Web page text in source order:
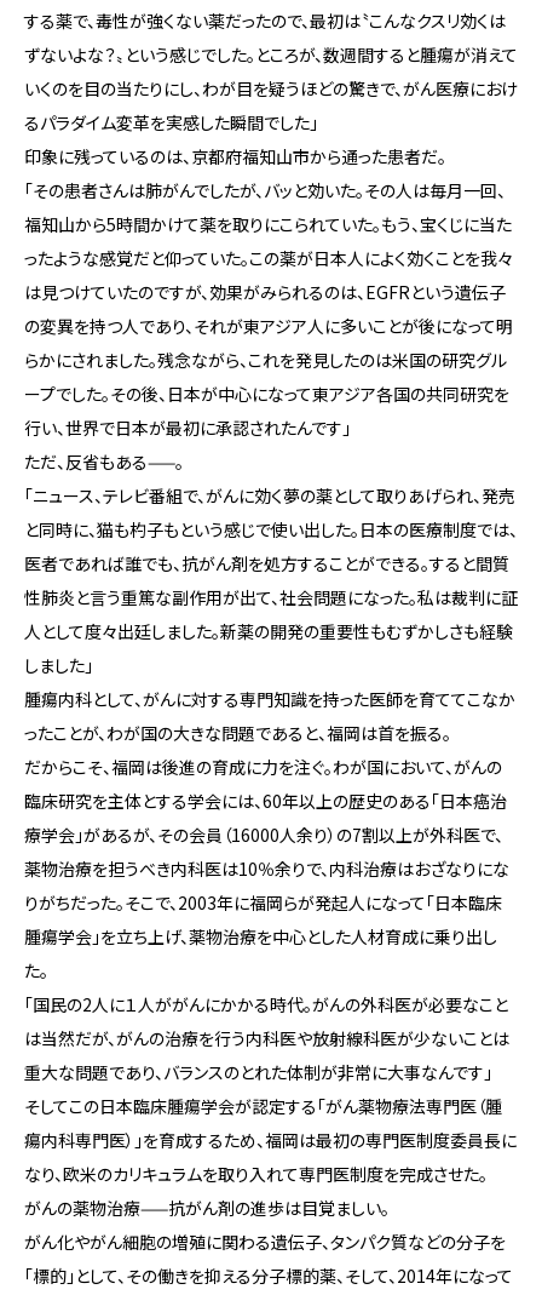
する薬で、毒性が強くない薬だったので、最初は〝こんなクスリ効くは
ずないよな？〟という感じでした。ところが、数週間すると腫瘍が消えて
いくのを目の当たりにし、わが目を疑うほどの驚きで、がん医療におけ
るパラダイム変革を実感した瞬間でした」
印象に残っているのは、京都府福知山市から通った患者だ。
「その患者さんは肺がんでしたが、バッと効いた。その人は毎月一回、
福知山から5時間かけて薬を取りにこられていた。もう、宝くじに当た
ったような感覚だと仰っていた。この薬が日本人によく効くことを我々
は見つけていたのですが、効果がみられるのは、EGFRという遺伝子
の変異を持つ人であり、それが東アジア人に多いことが後になって明
らかにされました。残念ながら、これを発見したのは米国の研究グル
ープでした。その後、日本が中心になって東アジア各国の共同研究を
行い、世界で日本が最初に承認されたんです」
ただ、反省もある——。
「ニュース、テレビ番組で、がんに効く夢の薬として取りあげられ、発売
と同時に、猫も杓子もという感じで使い出した。日本の医療制度では、
医者であれば誰でも、抗がん剤を処方することができる。すると間質
性肺炎と言う重篤な副作用が出て、社会問題になった。私は裁判に証
人として度々出廷しました。新薬の開発の重要性もむずかしさも経験
しました」
腫瘍内科として、がんに対する専門知識を持った医師を育ててこなか
ったことが、わが国の大きな問題であると、福岡は首を振る。
だからこそ、福岡は後進の育成に力を注ぐ。わが国において、がんの
臨床研究を主体とする学会には、60年以上の歴史のある「日本癌治
療学会」があるが、その会員（16000人余り）の7割以上が外科医で、
薬物治療を担うべき内科医は10％余りで、内科治療はおざなりにな
りがちだった。そこで、2003年に福岡らが発起人になって「日本臨床
腫瘍学会」を立ち上げ、薬物治療を中心とした人材育成に乗り出し
た。
「国民の2人に１人ががんにかかる時代。がんの外科医が必要なこと
は当然だが、がんの治療を行う内科医や放射線科医が少ないことは
重大な問題であり、バランスのとれた体制が非常に大事なんです」
そしてこの日本臨床腫瘍学会が認定する「がん薬物療法専門医（腫
瘍内科専門医）」を育成するため、福岡は最初の専門医制度委員長に
なり、欧米のカリキュラムを取り入れて専門医制度を完成させた。
がんの薬物治療——抗がん剤の進歩は目覚ましい。
がん化やがん細胞の増殖に関わる遺伝子、タンパク質などの分子を
「標的」として、その働きを抑える分子標的薬、そして、2014年になって